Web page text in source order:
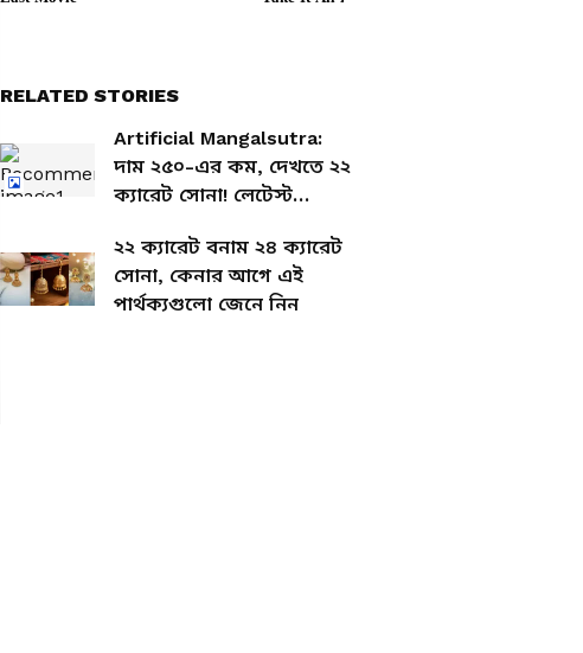
RELATED STORIES
Artificial Mangalsutra:
দাম ২৫০-এর কম, দেখতে ২২
ক্যারেট সোনা! লেটেস্ট
২২ ক্যারেট বনাম ২৪ ক্যারেট
সোনা, কেনার আগে এই
পার্থক্যগুলো জেনে নিন